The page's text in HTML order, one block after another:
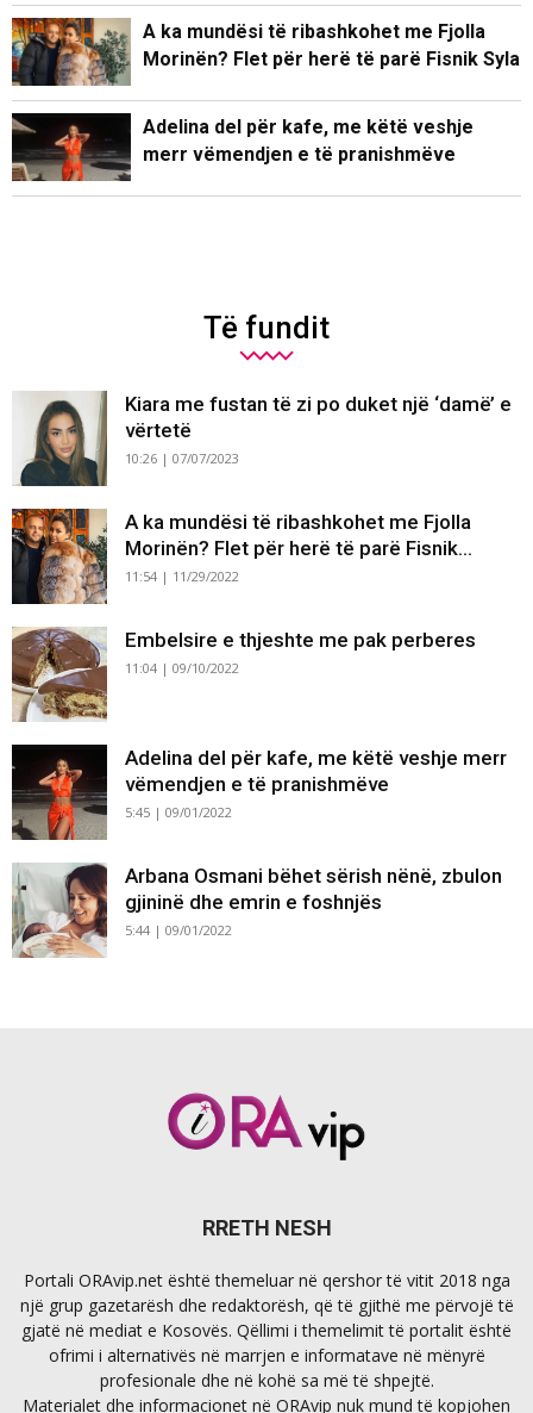
A ka mundësi të ribashkohet me Fjolla
Morinën? Flet për herë të parë Fisnik Syla
Adelina del për kafe, me këtë veshje
merr vëmendjen e të pranishmëve
Të fundit
Kiara me fustan të zi po duket një ‘damë’ e
vërtetë
10:26 | 07/07/2023
A ka mundësi të ribashkohet me Fjolla
Morinën? Flet për herë të parë Fisnik...
11:54 | 11/29/2022
Embelsire e thjeshte me pak perberes
11:04 | 09/10/2022
Adelina del për kafe, me këtë veshje merr
vëmendjen e të pranishmëve
5:45 | 09/01/2022
Arbana Osmani bëhet sërish nënë, zbulon
gjininë dhe emrin e foshnjës
5:44 | 09/01/2022
RRETH NESH
Portali ORAvip.net është themeluar në qershor të vitit 2018 nga
një grup gazetarësh dhe redaktorësh, që të gjithë me përvojë të
gjatë në mediat e Kosovës. Qëllimi i themelimit të portalit është
ofrimi i alternativës në marrjen e informatave në mënyrë
profesionale dhe në kohë sa më të shpejtë.
Materialet dhe informacionet në ORAvip nuk mund të kopjohen